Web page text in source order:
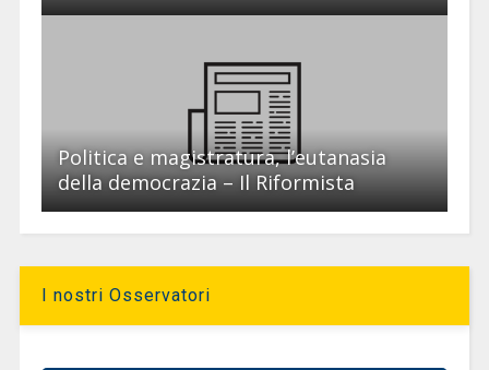
Politica e magistratura, l’eutanasia
della democrazia – Il Riformista
I nostri Osservatori